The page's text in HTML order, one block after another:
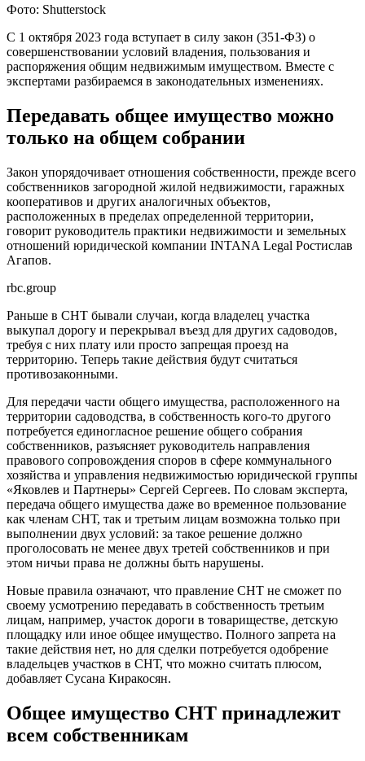
Фото: Shutterstock
С 1 октября 2023 года вступает в силу закон (351-ФЗ) о
совершенствовании условий владения, пользования и
распоряжения общим недвижимым имуществом. Вместе с
экспертами разбираемся в законодательных изменениях.
Передавать общее имущество можно
только на общем собрании
Закон упорядочивает отношения собственности, прежде всего
собственников загородной жилой недвижимости, гаражных
кооперативов и других аналогичных объектов,
расположенных в пределах определенной территории,
говорит руководитель практики недвижимости и земельных
отношений юридической компании INTANA Legal Ростислав
Агапов.
rbc.group
Раньше в СНТ бывали случаи, когда владелец участка
выкупал дорогу и перекрывал въезд для других садоводов,
требуя с них плату или просто запрещая проезд на
территорию. Теперь такие действия будут считаться
противозаконными.
Для передачи части общего имущества, расположенного на
территории садоводства, в собственность кого-то другого
потребуется единогласное решение общего собрания
собственников, разъясняет руководитель направления
правового сопровождения споров в сфере коммунального
хозяйства и управления недвижимостью юридической группы
«Яковлев и Партнеры» Сергей Сергеев. По словам эксперта,
передача общего имущества даже во временное пользование
как членам СНТ, так и третьим лицам возможна только при
выполнении двух условий: за такое решение должно
проголосовать не менее двух третей собственников и при
этом ничьи права не должны быть нарушены.
Новые правила означают, что правление СНТ не сможет по
своему усмотрению передавать в собственность третьим
лицам, например, участок дороги в товариществе, детскую
площадку или иное общее имущество. Полного запрета на
такие действия нет, но для сделки потребуется одобрение
владельцев участков в СНТ, что можно считать плюсом,
добавляет Сусана Киракосян.
Общее имущество СНТ принадлежит
всем собственникам